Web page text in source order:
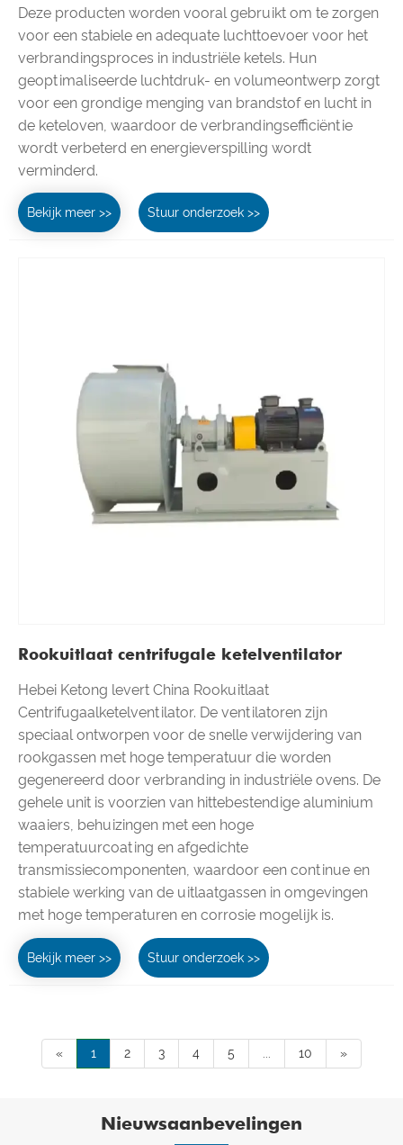
Deze producten worden vooral gebruikt om te zorgen
voor een stabiele en adequate luchttoevoer voor het
verbrandingsproces in industriële ketels. Hun
geoptimaliseerde luchtdruk- en volumeontwerp zorgt
voor een grondige menging van brandstof en lucht in
de keteloven, waardoor de verbrandingsefficiëntie
wordt verbeterd en energieverspilling wordt
verminderd.
Bekijk meer >> Stuur onderzoek >>
Rookuitlaat centrifugale ketelventilator
Hebei Ketong levert China Rookuitlaat
Centrifugaalketelventilator. De ventilatoren zijn
speciaal ontworpen voor de snelle verwijdering van
rookgassen met hoge temperatuur die worden
gegenereerd door verbranding in industriële ovens. De
gehele unit is voorzien van hittebestendige aluminium
waaiers, behuizingen met een hoge
temperatuurcoating en afgedichte
transmissiecomponenten, waardoor een continue en
stabiele werking van de uitlaatgassen in omgevingen
met hoge temperaturen en corrosie mogelijk is.
Bekijk meer >> Stuur onderzoek >>
« 1 2 3 4 5 10 »
Nieuwsaanbevelingen